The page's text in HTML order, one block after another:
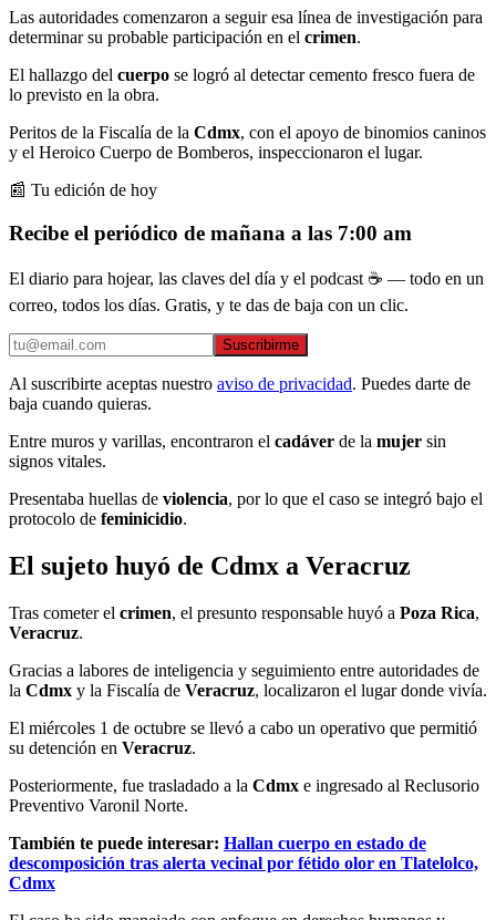
Las autoridades comenzaron a seguir esa línea de investigación para
determinar su probable participación en el crimen.
El hallazgo del cuerpo se logró al detectar cemento fresco fuera de
lo previsto en la obra.
Peritos de la Fiscalía de la Cdmx, con el apoyo de binomios caninos
y el Heroico Cuerpo de Bomberos, inspeccionaron el lugar.
📰 Tu edición de hoy
Recibe el periódico de mañana a las 7:00 am
El diario para hojear, las claves del día y el podcast ☕ — todo en un
correo, todos los días. Gratis, y te das de baja con un clic.
Suscribirme
Al suscribirte aceptas nuestro aviso de privacidad. Puedes darte de
baja cuando quieras.
Entre muros y varillas, encontraron el cadáver de la mujer sin
signos vitales.
Presentaba huellas de violencia, por lo que el caso se integró bajo el
protocolo de feminicidio.
El sujeto huyó de Cdmx a Veracruz
Tras cometer el crimen, el presunto responsable huyó a Poza Rica,
Veracruz.
Gracias a labores de inteligencia y seguimiento entre autoridades de
la Cdmx y la Fiscalía de Veracruz, localizaron el lugar donde vivía.
El miércoles 1 de octubre se llevó a cabo un operativo que permitió
su detención en Veracruz.
Posteriormente, fue trasladado a la Cdmx e ingresado al Reclusorio
Preventivo Varonil Norte.
También te puede interesar: Hallan cuerpo en estado de
descomposición tras alerta vecinal por fétido olor en Tlatelolco,
Cdmx